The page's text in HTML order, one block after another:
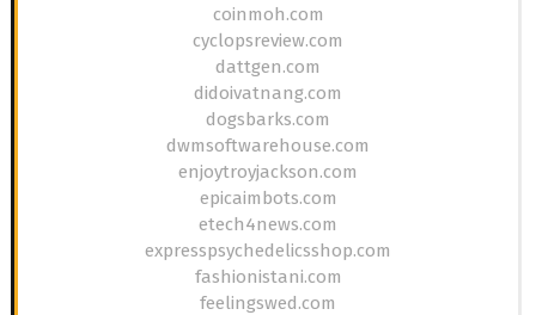
coinmoh.com
cyclopsreview.com
dattgen.com
didoivatnang.com
dogsbarks.com
dwmsoftwarehouse.com
enjoytroyjackson.com
epicaimbots.com
etech4news.com
expresspsychedelicsshop.com
fashionistani.com
feelingswed.com